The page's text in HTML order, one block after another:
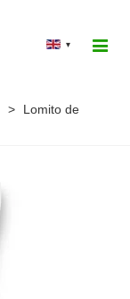
▾
>
Lomito de